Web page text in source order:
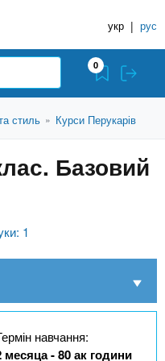
укр | рус
школи
0
стиль » Курси Перукарів
Базовий
1
навчання:
месяца - 80 ак години